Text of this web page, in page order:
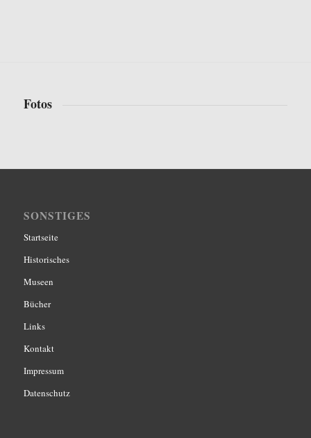
Fotos
SONSTIGES
Startseite
Historisches
Museen
Bücher
Links
Kontakt
Impressum
Datenschutz